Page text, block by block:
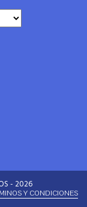
- 2026
Y CONDICIONES